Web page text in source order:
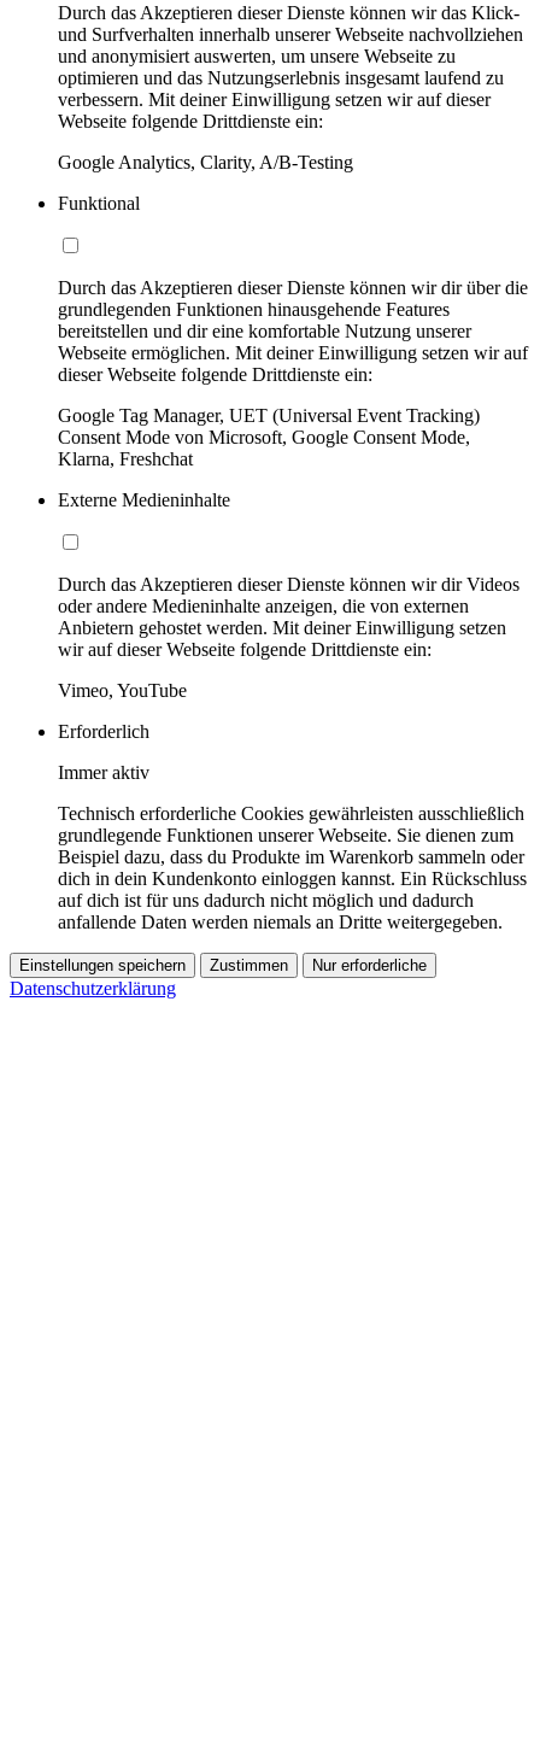
Durch das Akzeptieren dieser Dienste können wir das Klick-
und Surfverhalten innerhalb unserer Webseite nachvollziehen
und anonymisiert auswerten, um unsere Webseite zu
optimieren und das Nutzungserlebnis insgesamt laufend zu
verbessern. Mit deiner Einwilligung setzen wir auf dieser
Webseite folgende Drittdienste ein:
Google Analytics, Clarity, A/B-Testing
Funktional
Durch das Akzeptieren dieser Dienste können wir dir über die
grundlegenden Funktionen hinausgehende Features
bereitstellen und dir eine komfortable Nutzung unserer
Webseite ermöglichen. Mit deiner Einwilligung setzen wir auf
dieser Webseite folgende Drittdienste ein:
Google Tag Manager, UET (Universal Event Tracking)
Consent Mode von Microsoft, Google Consent Mode,
Klarna, Freshchat
Externe Medieninhalte
Durch das Akzeptieren dieser Dienste können wir dir Videos
oder andere Medieninhalte anzeigen, die von externen
Anbietern gehostet werden. Mit deiner Einwilligung setzen
wir auf dieser Webseite folgende Drittdienste ein:
Vimeo, YouTube
Erforderlich
Immer aktiv
Technisch erforderliche Cookies gewährleisten ausschließlich
grundlegende Funktionen unserer Webseite. Sie dienen zum
Beispiel dazu, dass du Produkte im Warenkorb sammeln oder
dich in dein Kundenkonto einloggen kannst. Ein Rückschluss
auf dich ist für uns dadurch nicht möglich und dadurch
anfallende Daten werden niemals an Dritte weitergegeben.
Einstellungen speichern Zustimmen Nur erforderliche
Datenschutzerklärung